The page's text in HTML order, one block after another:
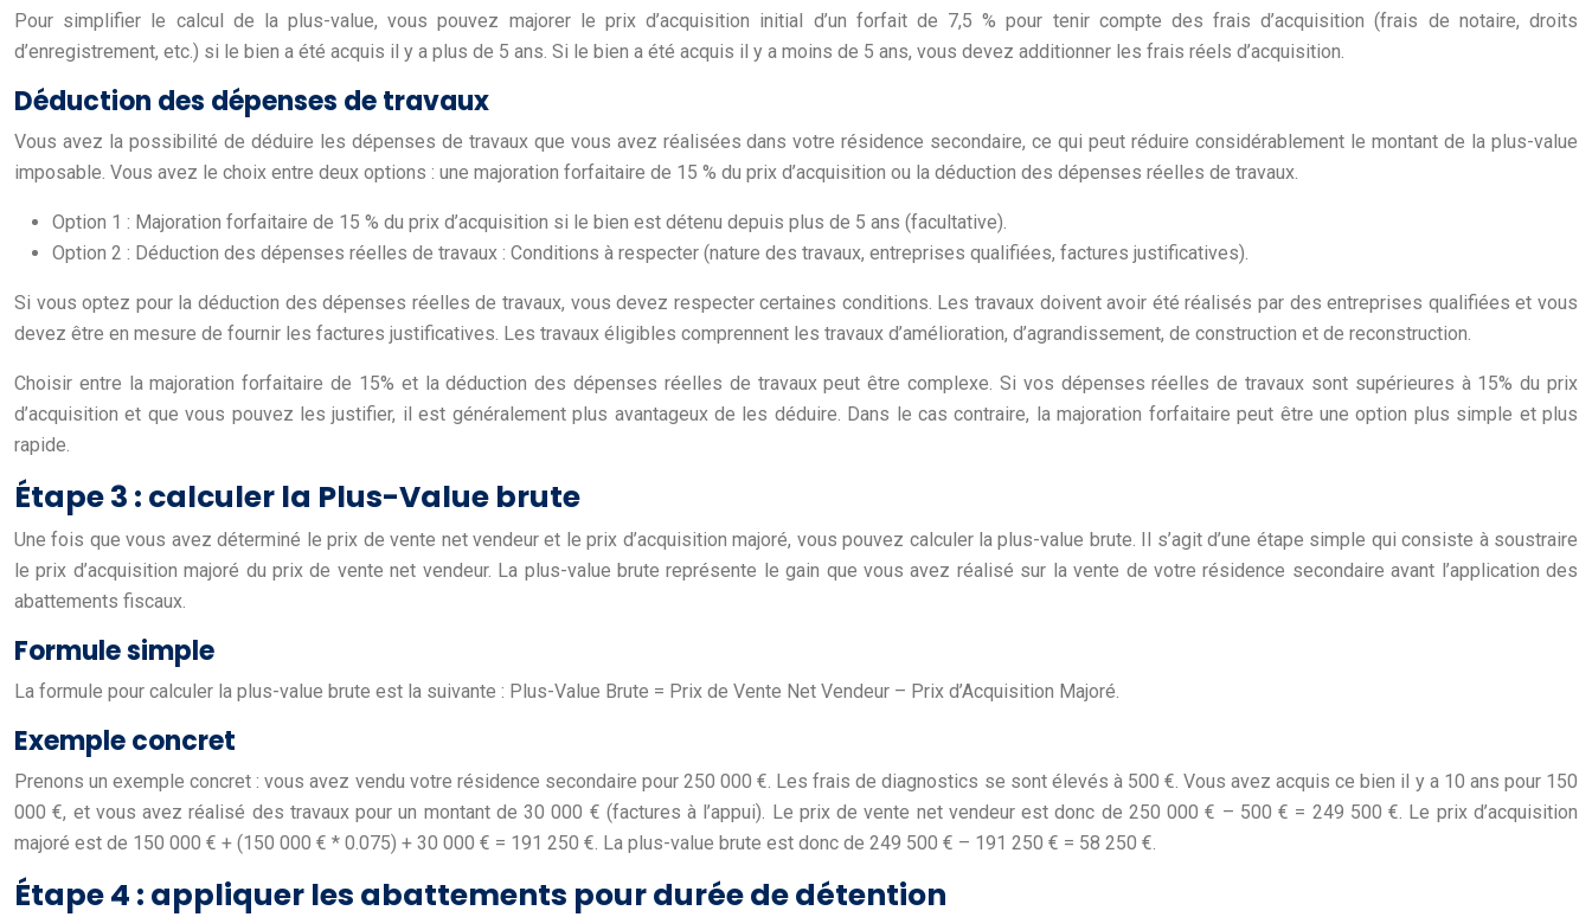
Pour simplifier le calcul de la plus-value, vous pouvez majorer le prix d’acquisition initial d’un forfait de 7,5 % pour tenir compte des frais d’acquisition (frais de notaire, droits
d’enregistrement, etc.) si le bien a été acquis il y a plus de 5 ans. Si le bien a été acquis il y a moins de 5 ans, vous devez additionner les frais réels d’acquisition.
Déduction des dépenses de travaux
Vous avez la possibilité de déduire les dépenses de travaux que vous avez réalisées dans votre résidence secondaire, ce qui peut réduire considérablement le montant de la plus-value
imposable. Vous avez le choix entre deux options : une majoration forfaitaire de 15 % du prix d’acquisition ou la déduction des dépenses réelles de travaux.
Option 1 : Majoration forfaitaire de 15 % du prix d’acquisition si le bien est détenu depuis plus de 5 ans (facultative).
Option 2 : Déduction des dépenses réelles de travaux : Conditions à respecter (nature des travaux, entreprises qualifiées, factures justificatives).
Si vous optez pour la déduction des dépenses réelles de travaux, vous devez respecter certaines conditions. Les travaux doivent avoir été réalisés par des entreprises qualifiées et vous
devez être en mesure de fournir les factures justificatives. Les travaux éligibles comprennent les travaux d’amélioration, d’agrandissement, de construction et de reconstruction.
Choisir entre la majoration forfaitaire de 15% et la déduction des dépenses réelles de travaux peut être complexe. Si vos dépenses réelles de travaux sont supérieures à 15% du prix
d’acquisition et que vous pouvez les justifier, il est généralement plus avantageux de les déduire. Dans le cas contraire, la majoration forfaitaire peut être une option plus simple et plus
rapide.
Étape 3 : calculer la Plus-Value brute
Une fois que vous avez déterminé le prix de vente net vendeur et le prix d’acquisition majoré, vous pouvez calculer la plus-value brute. Il s’agit d’une étape simple qui consiste à soustraire
le prix d’acquisition majoré du prix de vente net vendeur. La plus-value brute représente le gain que vous avez réalisé sur la vente de votre résidence secondaire avant l’application des
abattements fiscaux.
Formule simple
La formule pour calculer la plus-value brute est la suivante : Plus-Value Brute = Prix de Vente Net Vendeur – Prix d’Acquisition Majoré.
Exemple concret
Prenons un exemple concret : vous avez vendu votre résidence secondaire pour 250 000 €. Les frais de diagnostics se sont élevés à 500 €. Vous avez acquis ce bien il y a 10 ans pour 150
000 €, et vous avez réalisé des travaux pour un montant de 30 000 € (factures à l’appui). Le prix de vente net vendeur est donc de 250 000 € – 500 € = 249 500 €. Le prix d’acquisition
majoré est de 150 000 € + (150 000 € * 0.075) + 30 000 € = 191 250 €. La plus-value brute est donc de 249 500 € – 191 250 € = 58 250 €.
Étape 4 : appliquer les abattements pour durée de détention